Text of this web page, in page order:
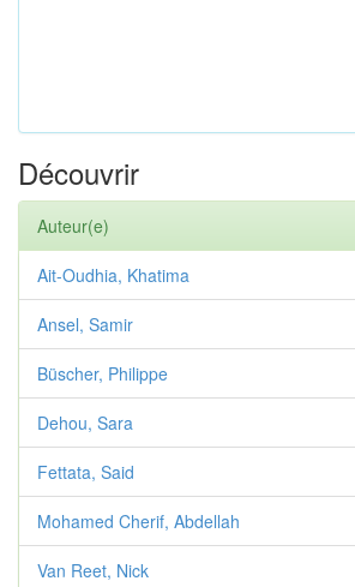
Découvrir
Auteur(e)
Ait-Oudhia, Khatima
Ansel, Samir
Büscher, Philippe
Dehou, Sara
Fettata, Said
Mohamed Cherif, Abdellah
Van Reet, Nick